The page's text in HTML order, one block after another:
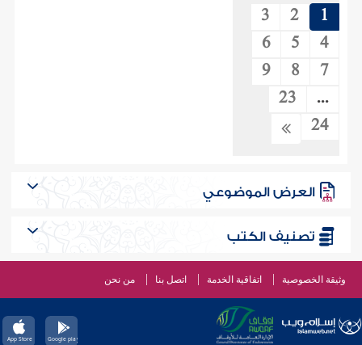
1
2
3
4
5
6
7
8
9
...
23
24
العرض الموضوعي
تصنيف الكتب
وثيقة الخصوصية اتفاقية الخدمة اتصل بنا من نحن